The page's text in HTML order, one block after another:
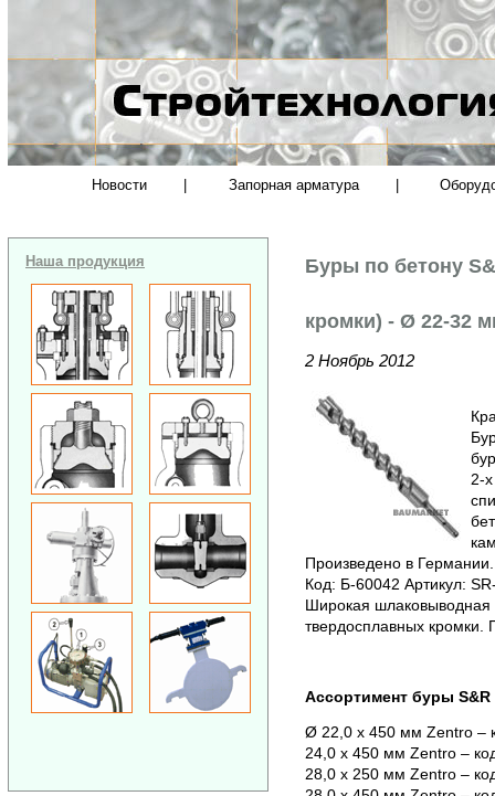
Новости Запорная арматура
Наша продукция Буры по бетону
кромки) - Ø 22-32
2 Ноябрь 2012
2-
Произведено в Германии.
Код: Б-60042 Артикул:
Широкая
твердосплавных кромки.
Ассортимент буры S&R
Ø 22,0 х 450 мм Zentro –
24,0 х 450 мм Zentro –
28,0 х 250 мм Zentro –